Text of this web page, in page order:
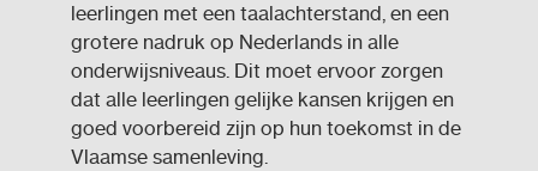
leerlingen met een taalachterstand, en een
grotere nadruk op Nederlands in alle
onderwijsniveaus. Dit moet ervoor zorgen
dat alle leerlingen gelijke kansen krijgen en
goed voorbereid zijn op hun toekomst in de
Vlaamse samenleving.